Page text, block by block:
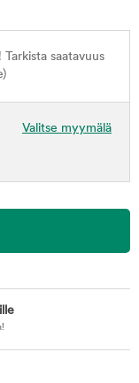
saatavuus
Valitse myymälä